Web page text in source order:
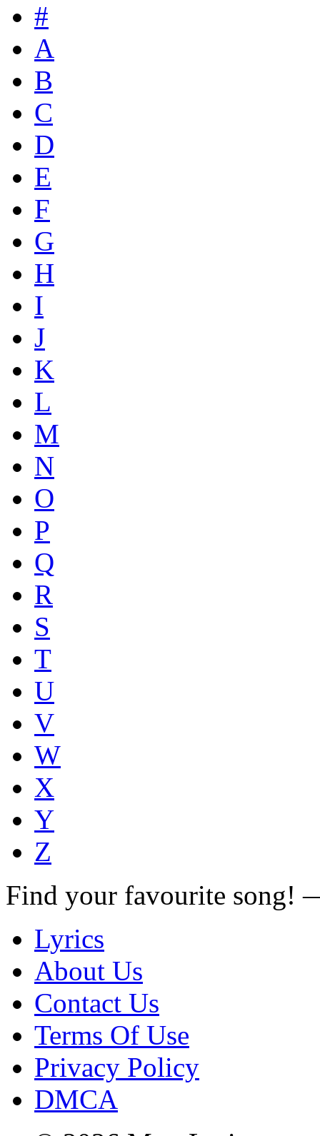
#
A
B
C
D
E
F
G
H
I
J
K
L
M
N
O
P
Q
R
S
T
U
V
W
X
Y
Z
Find your favourite song!
Lyrics
About Us
Contact Us
Terms Of Use
Privacy Policy
DMCA